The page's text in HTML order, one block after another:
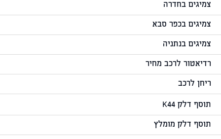
צמיגים בחדרה
צמיגים בכפר סבא
צמיגים בנתניה
רדיאטור לרכב מחיר
ריחן לרכב
תוסף דלק K44
תוסף דלק מומלץ